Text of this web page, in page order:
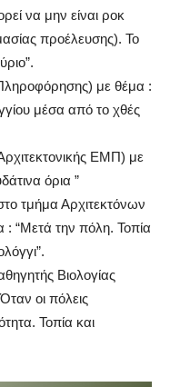
να μην είναι ροκ
προέλευσης). Το
με θέμα :
μέσα από το χθές
ΕΜΠ) με
όρια ”
τμήμα Αρχιτεκτόνων
“Μετά την πόλη. Τοπία
Βιολογίας
οι πόλεις
Τοπία και